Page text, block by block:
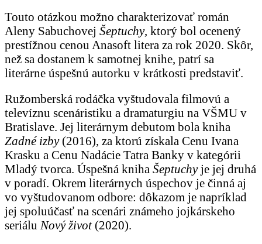
Touto otázkou možno charakterizovať román
Aleny Sabuchovej Šeptuchy, ktorý bol ocenený
prestížnou cenou Anasoft litera za rok 2020. Skôr,
než sa dostanem k samotnej knihe, patrí sa
literárne úspešnú autorku v krátkosti predstaviť.
Ružomberská rodáčka vyštudovala filmovú a
televíznu scenáristiku a dramaturgiu na VŠMU v
Bratislave. Jej literárnym debutom bola kniha
Zadné izby (2016), za ktorú získala Cenu Ivana
Krasku a Cenu Nadácie Tatra Banky v kategórii
Mladý tvorca. Úspešná kniha Šeptuchyje jej druhá
v poradí. Okrem literárnych úspechov je činná aj
vo vyštudovanom odbore: dôkazom je napríklad
jej spoluúčasť na scenári známeho jojkárskeho
seriálu Nový život (2020).